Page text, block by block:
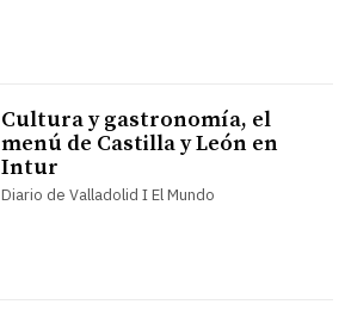
Cultura y gastronomía, el
menú de Castilla y León en
Intur
Diario de Valladolid I El Mundo